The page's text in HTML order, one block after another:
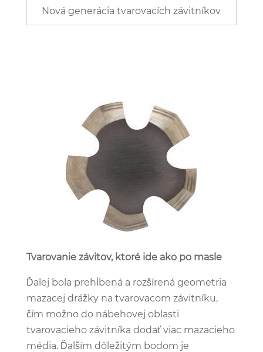
Nová generácia tvarovacích závitníkov
Tvarovanie závitov, ktoré ide ako po masle
Ďalej bola prehĺbená a rozšírená geometria
mazacej drážky na tvarovacom závitníku,
čím možno do nábehovej oblasti
tvarovacieho závitníka dodať viac mazacieho
média. Ďalším dôležitým bodom je